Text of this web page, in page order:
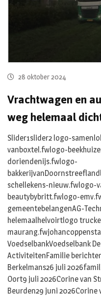
28 oktober 2024
Vrachtwagen en
weg helemaal
Slider1slider2 logo-
vanboxtel.fwlogo-
doriendenijs.fwlogo-
schellekens-
beautybybritt.fwlogo-
gemeentebelangenAG-
helemaalhelvoirtlogo
VoedselbankVoedselbank
ActiviteitenFamilie
Berkelmans26 juli
Oort9 juli 2026Corine van
Beurden29 juni 2026Corine